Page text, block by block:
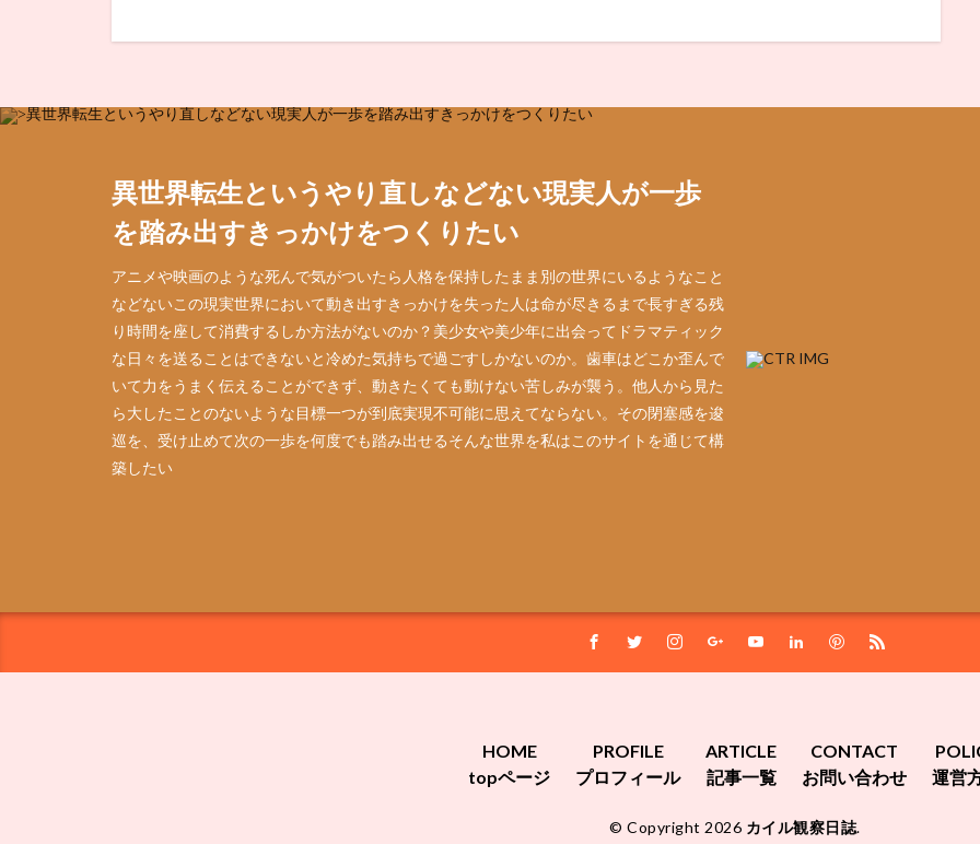
異世界転生というやり直しなどない現実人が一歩
を踏み出すきっかけをつくりたい
アニメや映画のような死んで気がついたら人格を保持したまま別の世界にいるようなこと
などないこの現実世界において動き出すきっかけを失った人は命が尽きるまで長すぎる残
り時間を座して消費するしか方法がないのか？美少女や美少年に出会ってドラマティック
な日々を送ることはできないと冷めた気持ちで過ごすしかないのか。歯車はどこか歪んで
いて力をうまく伝えることができず、動きたくても動けない苦しみが襲う。他人から見た
ら大したことのないような目標一つが到底実現不可能に思えてならない。その閉塞感を逡
巡を、受け止めて次の一歩を何度でも踏み出せるそんな世界を私はこのサイトを通じて構
築したい
HOME
topページ
PROFILE
プロフィール
ARTICLE
記事一覧
CONTACT
お問い合わせ
運営
© Copyright 2026 カイル観察日誌.